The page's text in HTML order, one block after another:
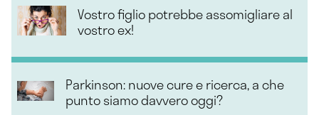
Vostro figlio potrebbe assomigliare al
vostro ex!
Parkinson: nuove cure e ricerca, a che
punto siamo davvero oggi?